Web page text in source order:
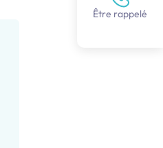
Être rappelé